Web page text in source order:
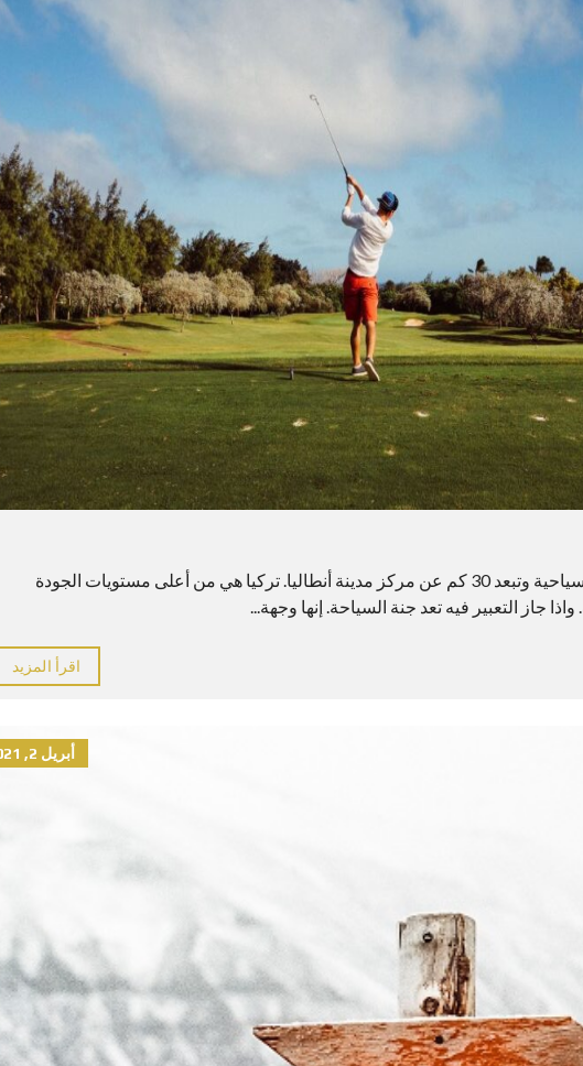
دليل انطاليا تعد بيليك من أهم المراكز السياحية وتبعد 30 كم عن مركز مدينة أنطاليا. تركيا هي من أعلى مستويات الجودة
جاز التعبير فيه تعد جنة السياحة. إنها وجهة...
اقرأ المزيد
أبريل 2, 2021